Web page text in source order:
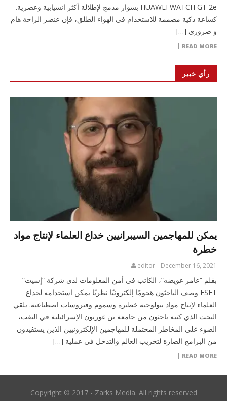
HUAWEI WATCH GT 2e بسوار مدمج لإطلالة أكثر انسيابية وعصرية.
كساعة ذكية مصممة للاستخدام في الهواء الطلق، فإن عنصر الراحة هام
و ضروري […]
READ MORE
رأي خبير
يمكن للمهاجمين السيبرانيين خداع العلماء لإنتاج مواد
خطرة
December 16, 2021
editor
بقلم “عامر عويضه”، الكاتب في أمن المعلومات لدى شركة “إسيت”
ESET وصف الباحثون هجومًا إلكترونيًا نظريًا يمكن استخدامه لخداع
العلماء لإنتاج مواد بيولوجية خطيرة وسموم وفيروسات اصطناعية. يلقي
البحث الذي كتبه باحثون من جامعة بن غوريون الإسرائيلية في النقب،
الضوء على المخاطر المحتملة للمهاجمين الإلكترونيين الذين يستفيدون
من البرامج الضارة لتخريب العالم والتدخل في عملية […]
READ MORE
Copyright © 2017 - Zarks Media. All rights reserved